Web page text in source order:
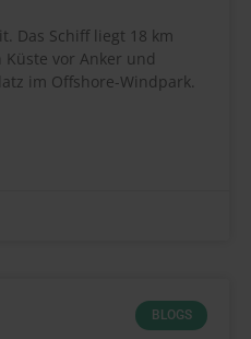
Das Schiff liegt 18 km
vor Anker und
im Offshore-Windpark.
BLOGS